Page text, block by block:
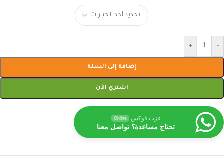
-
+
إضافة إلى السلة
اشتري الآن
عزت فوكس Online
تحتاج مساعدة؟ تواصل معنا